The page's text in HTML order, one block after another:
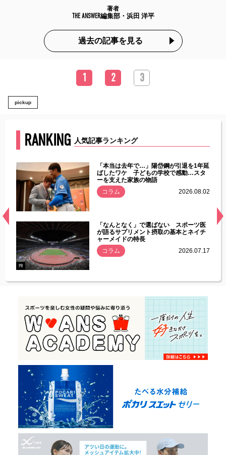
著者
THE ANSWER編集部・浜田 洋平
過去の記事を見る
1 2 3
pickup
RANKING 人気記事ランキング
常
「本当は去年で…」陽岱鋼が引退を1年延
ばしたワケ 子どもの学校で感動…スタ
ーを支えた家族の物語
コラム
2026.08.02
PR
「なんとなく」で選ばない スポーツ医
が語るサプリメント摂取の基本とネイチ
ャーメイドの特長
コラム
2026.07.17